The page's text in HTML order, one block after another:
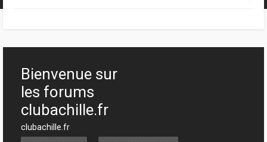
h
Bienvenue sur
les forums
clubachille.fr
clubachille.fr